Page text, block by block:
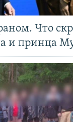
Что
и принца